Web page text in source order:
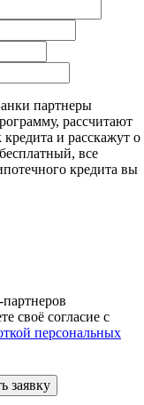
партнеры
рассчитают
и расскажут о
все
кредита вы
партнеров
своё согласие с
персональных
заявку